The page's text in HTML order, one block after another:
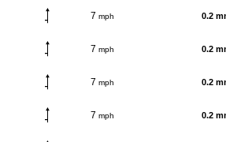
7 mph 0.2
7 mph 0.2
7 mph 0.2
7 mph 0.2